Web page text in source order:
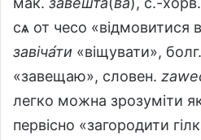
сѧ от чесо «відмовитися
завіча́ти «віщувати», болг.
«завещаю», словен.
легко можна зрозуміти
первісно «загородити